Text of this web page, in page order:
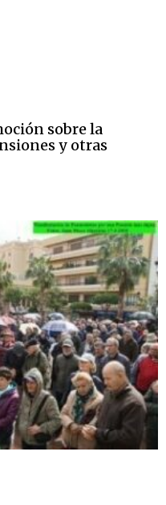
sobre la
y otras